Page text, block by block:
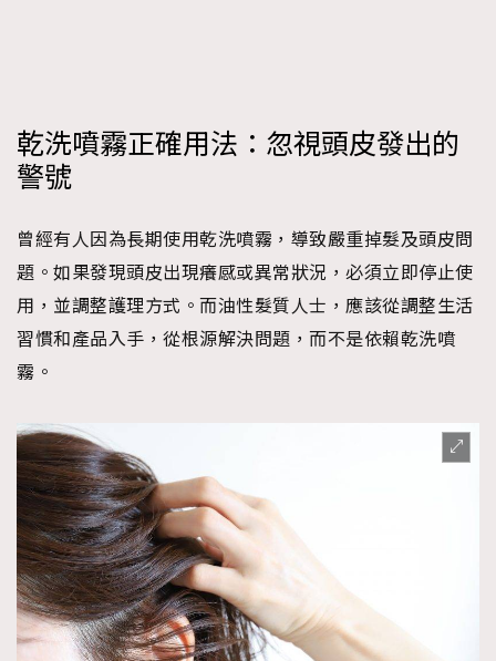
乾洗噴霧正確用法：忽視頭皮發出的
警號
曾經有人因為長期使用乾洗噴霧，導致嚴重掉髮及頭皮問
題。如果發現頭皮出現癢感或異常狀況，必須立即停止使
用，並調整護理方式。而油性髮質人士，應該從調整生活
習慣和產品入手，從根源解決問題，而不是依賴乾洗噴
霧。